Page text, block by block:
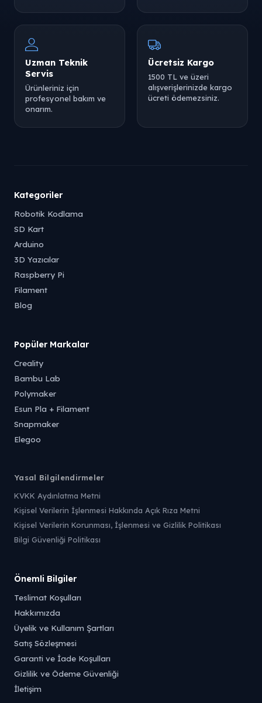
Uzman Teknik
Servis
Ürünleriniz için
profesyonel bakım ve
onarım.
Ücretsiz Kargo
1500 TL ve üzeri
alışverişlerinizde kargo
ücreti ödemezsiniz.
Kategoriler
Robotik Kodlama
SD Kart
Arduino
3D Yazıcılar
Raspberry Pi
Filament
Blog
Popüler Markalar
Creality
Bambu Lab
Polymaker
Esun Pla + Filament
Snapmaker
Elegoo
Yasal Bilgilendirmeler
KVKK Aydınlatma Metni
Kişisel Verilerin İşlenmesi Hakkında Açık Rıza Metni
Kişisel Verilerin Korunması, İşlenmesi ve Gizlilik Politikası
Bilgi Güvenliği Politikası
Önemli Bilgiler
Teslimat Koşulları
Hakkımızda
Üyelik ve Kullanım Şartları
Satış Sözleşmesi
Garanti ve İade Koşulları
Gizlilik ve Ödeme Güvenliği
İletişim